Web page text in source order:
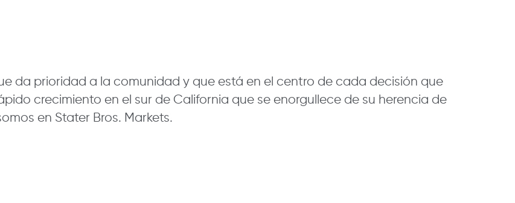
da prioridad a la comunidad y que está en el centro de cada decisión que
crecimiento en el sur de California que se enorgullece de su herencia de
en Stater Bros. Markets.